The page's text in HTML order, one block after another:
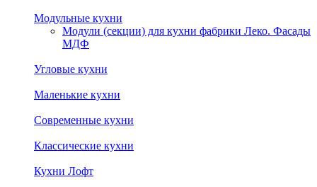
Модульные кухни
Модули (секции) для кухни фабрики Леко. Фасады
МДФ
Угловые кухни
Маленькие кухни
Современные кухни
Классические кухни
Кухни Лофт